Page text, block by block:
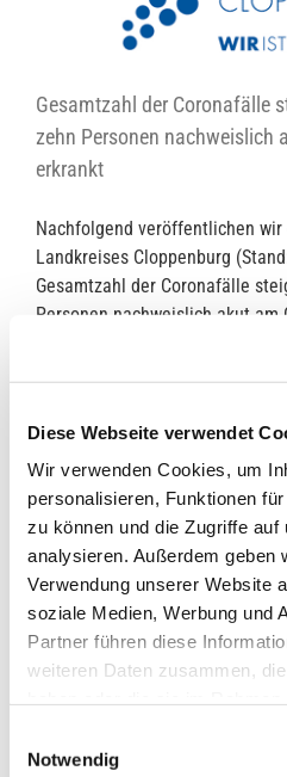
Diese Webseite verwendet
Wir verwenden Cookies, um
personalisieren, Funktionen
zu können und die Zugriffe auf
analysieren. Außerdem geben
Verwendung unserer Website
soziale Medien, Werbung und
Partner führen diese
weiteren Daten zusammen,
werden auch bei der Auswahl
Notwendig
Gesamtzahl der Coronafälle
zehn Personen nachweislich
erkrankt
Nachfolgend veröffentlichen
Landkreises Cloppenburg
Gesamtzahl der Coronafälle
Personen nachweislich akut am
Landkreis Cloppenburg. Die
gestiegen. Es liegt ein neues [...]
19. Mai 2020